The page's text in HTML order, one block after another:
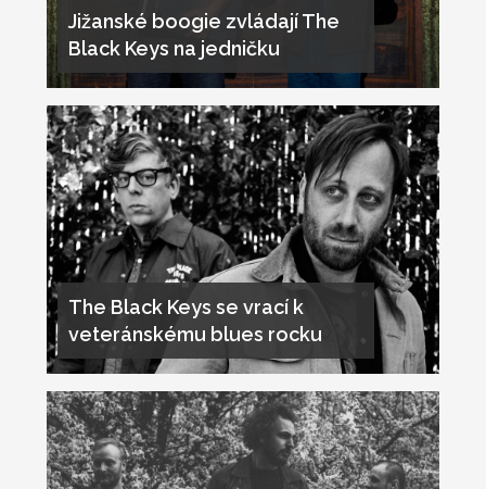
Jižanské boogie zvládají The
Black Keys na jedničku
The Black Keys se vrací k
veteránskému blues rocku